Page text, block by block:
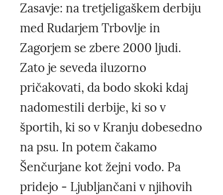
Zasavje: na tretjeligaškem derbiju
med Rudarjem Trbovlje in
Zagorjem se zbere 2000 ljudi.
Zato je seveda iluzorno
pričakovati, da bodo skoki kdaj
nadomestili derbije, ki so v
športih, ki so v Kranju dobesedno
na psu. In potem čakamo
Šenčurjane kot žejni vodo. Pa
pridejo - Ljubljančani v njihovih